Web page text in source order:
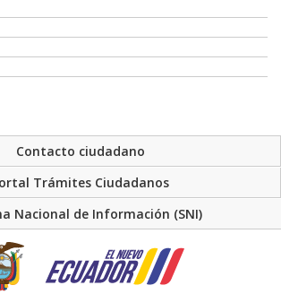
Contacto ciudadano
Trámites Ciudadanos
Nacional de Información (SNI)